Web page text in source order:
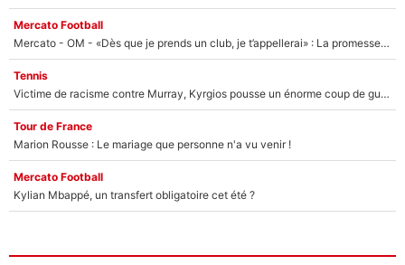
Mercato Football
Mercato - OM - «Dès que je prends un club, je t’appellerai» : La promesse de Marcelino au moment de claquer la porte
Tennis
Victime de racisme contre Murray, Kyrgios pousse un énorme coup de gueule !
Tour de France
Marion Rousse : Le mariage que personne n'a vu venir !
Mercato Football
Kylian Mbappé, un transfert obligatoire cet été ?